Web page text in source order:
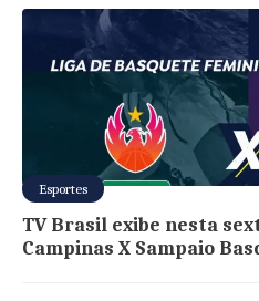
Esportes
TV Brasil exibe nesta
Campinas X Sampaio